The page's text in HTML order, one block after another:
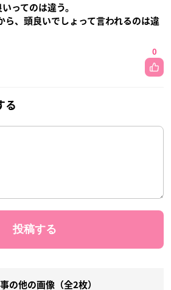
ってのは違う。
ら、頭良いでしょって言われるのは違
0
る
の他の画像（全2枚）